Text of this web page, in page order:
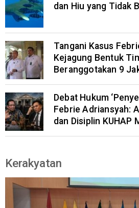
dan Hiu yang Tidak
Tangani Kasus
Kejagung Bentuk
Beranggotakan 9
Debat Hukum
Febrie Adriansyah:
dan Disiplin KUHAP
Kerakyatan